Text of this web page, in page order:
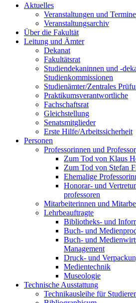
Aktuelles
Veranstaltungen und Termine
Veranstaltungsarchiv
Über die Fakultät
Leitung und Ämter
Dekanat
Fakultätsrat
Studiendekaninnen und -
Studienkommissionen
Studienämter/Zentrales
Praktikumsverantwortliche
Fachschaftsrat
Gleichstellung
Senatsmitglieder
Erste Hilfe/Arbeitssicherheit
Personen
Professorinnen und
Zum Tod von Klaus
Zum Tod von Stefan
Ehemalige
Honorar- und
professoren
Mitarbeiterinnen und
Lehrbeauftragte
Bibliotheks- und
Buch- und
Buch- und
Management
Druck- und
Medientechnik
Museologie
Technische Ausstattung
Technikausleihe für